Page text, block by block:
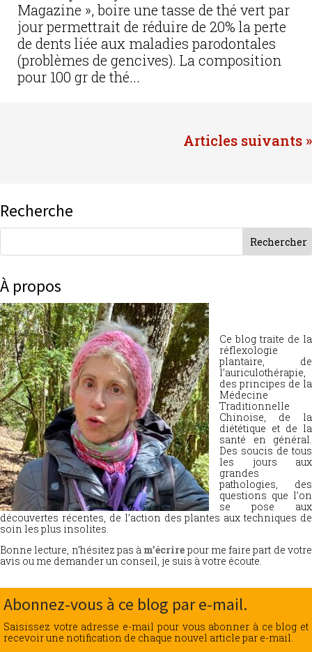
Magazine », boire une tasse de thé vert par
jour permettrait de réduire de 20% la perte
de dents liée aux maladies parodontales
(problèmes de gencives). La composition
pour 100 gr de thé...
Entrées suivantes »
Recherche
À propos
Ce blog traite de la
réflexologie
plantaire, de
l’auriculothérapie,
des principes de la
Médecine
Traditionnelle
Chinoise, de la
diététique et de la
santé en général.
Des soucis de tous
les jours aux
grandes
pathologies, des
questions que l’on
se pose aux
découvertes récentes, de l’action des plantes aux techniques de
soin les plus insolites.
Bonne lecture, n’hésitez pas à m’écrire pour me faire part de votre
avis ou me demander un conseil, je suis à votre écoute.
Abonnez-vous à ce blog par e-mail.
Saisissez votre adresse e-mail pour vous abonner à ce blog et
recevoir une notification de chaque nouvel article par e-mail.